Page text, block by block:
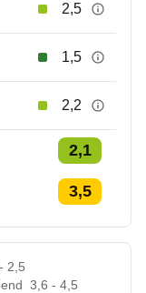
2,5
1,5
2,2
2,1
3,5
2,5
3,6 - 4,5